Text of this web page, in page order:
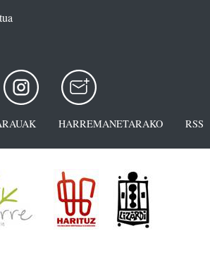
HARREMANETARAKO RSS